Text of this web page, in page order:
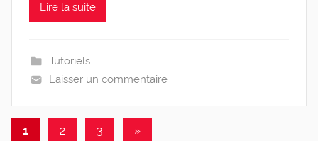
Lire la suite
Tutoriels
Laisser un commentaire
Pagination
1 2 3
Articles
»